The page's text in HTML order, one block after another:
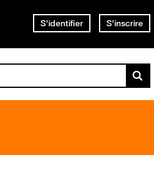
S'identifier S'inscrire